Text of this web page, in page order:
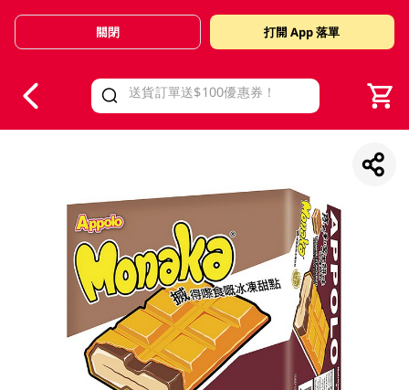
Valid Until 30 June 2026
關閉 打開 App 落單